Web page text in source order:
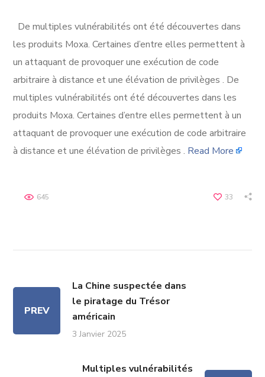
De multiples vulnérabilités ont été découvertes dans
les produits Moxa. Certaines d’entre elles permettent à
un attaquant de provoquer une exécution de code
arbitraire à distance et une élévation de privilèges . De
multiples vulnérabilités ont été découvertes dans les
produits Moxa. Certaines d’entre elles permettent à un
attaquant de provoquer une exécution de code arbitraire
à distance et une élévation de privilèges . Read More
33
645
PREV
La Chine suspectée dans
le piratage du Trésor
américain
3 Janvier 2025
Multiples vulnérabilités